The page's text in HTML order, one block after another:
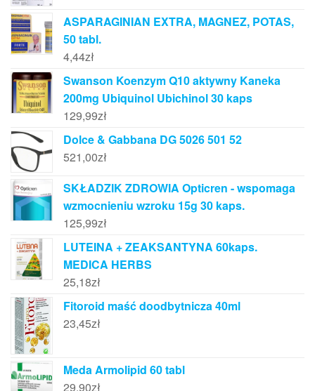
ASPARAGINIAN EXTRA, MAGNEZ, POTAS,
50 tabl.
4,44zł
Swanson Koenzym Q10 aktywny Kaneka
200mg Ubiquinol Ubichinol 30 kaps
129,99zł
Dolce & Gabbana DG 5026 501 52
521,00zł
SKŁADZIK ZDROWIA Opticren - wspomaga
wzmocnieniu wzroku 15g 30 kaps.
125,99zł
LUTEINA + ZEAKSANTYNA 60kaps.
MEDICA HERBS
25,18zł
Fitoroid maść doodbytnicza 40ml
23,45zł
Meda Armolipid 60 tabl
29,90zł